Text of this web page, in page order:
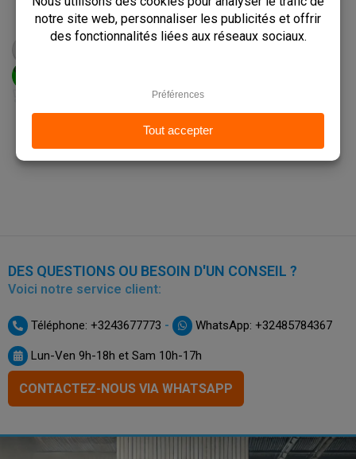
à.p.d. €87,00€69,50
DES QUESTIONS OU BESOIN D'UN CONSEIL ?
Voici notre service client:
Téléphone: +3243677773 - WhatsApp: +32485784367
Lun-Ven 9h-18h et Sam 10h-17h
CONTACTEZ-NOUS VIA WHATSAPP